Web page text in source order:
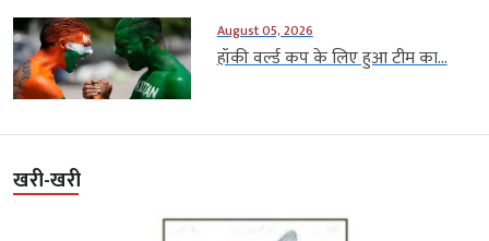
August 05, 2026
हॉकी वर्ल्ड कप के लिए हुआ टीम का...
खरी-खरी